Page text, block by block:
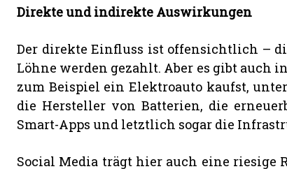
Direkte und indirekte Auswirkungen
Der direkte Einfluss ist offensichtlich –
Löhne werden gezahlt. Aber es gibt auch
zum Beispiel ein Elektroauto kaufst,
die Hersteller von Batterien, die
Smart-Apps und letztlich sogar die
Social Media trägt hier auch eine riesige